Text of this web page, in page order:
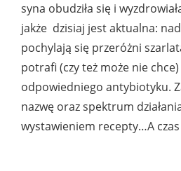
syna obudziła się i
jakże dzisiaj jest aktualna:
pochylają się przeróżni
potrafi (czy też może nie
odpowiedniego antybiotyku.
nazwę oraz spektrum
wystawieniem recepty…A